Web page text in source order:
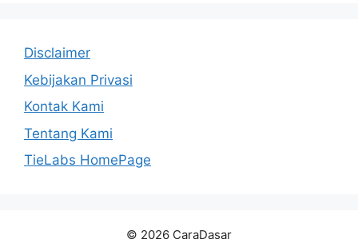
Disclaimer
Kebijakan Privasi
Kontak Kami
Tentang Kami
TieLabs HomePage
© 2026 CaraDasar